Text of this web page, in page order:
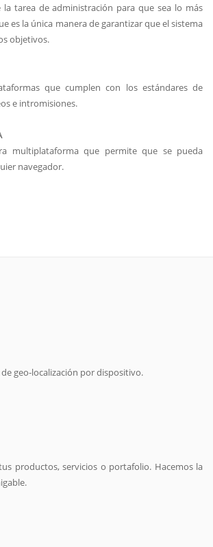
la tarea de administración para que sea lo más
es la única manera de garantizar que el sistema
objetivos.
que cumplen con los estándares de
e intromisiones.
multiplataforma que permite que se pueda
navegador.
geo-localización por dispositivo.
productos, servicios o portafolio. Hacemos la